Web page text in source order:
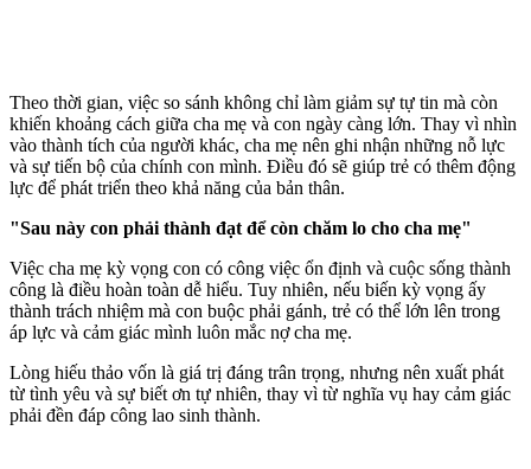
Theo thời gian, việc so sánh không chỉ làm giảm sự tự tin mà còn
khiến khoảng cách giữa cha mẹ và con ngày càng lớn. Thay vì nhìn
vào thành tích của người khác, cha mẹ nên ghi nhận những nỗ lực
và sự tiến bộ của chính con mình. Điều đó sẽ giúp trẻ có thêm động
lực để phát triển theo khả năng của bản thân.
"Sau này con phải thành đạt để còn chăm lo cho cha mẹ"
Việc cha mẹ kỳ vọng con có công việc ổn định và cuộc sống thành
công là điều hoàn toàn dễ hiểu. Tuy nhiên, nếu biến kỳ vọng ấy
thành trách nhiệm mà con buộc phải gánh, trẻ có thể lớn lên trong
áp lực và cảm giác mình luôn mắc nợ cha mẹ.
Lòng hiếu thảo vốn là giá trị đáng trân trọng, nhưng nên xuất phát
từ tình yêu và sự biết ơn tự nhiên, thay vì từ nghĩa vụ hay cảm giác
phải đền đáp công lao sinh thành.